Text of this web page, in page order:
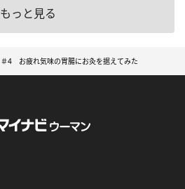
もっと見る
＃4 お疲れ気味の胃腸にお灸を据えてみた